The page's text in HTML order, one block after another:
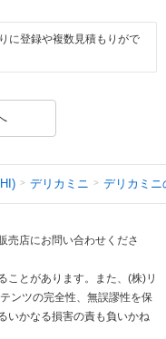
に登録や複数見積もりがで
デリカミニ デリカミニ
売店にお問い合わせくださ
とがあります。また、(株)リ
ンツの完全性、無誤謬性を保
いかなる損害の責も負いかね